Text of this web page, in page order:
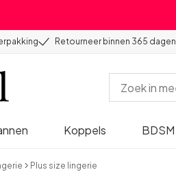
Retourneer binnen 365 dagen
Koppels BDSM
Plus size lingerie